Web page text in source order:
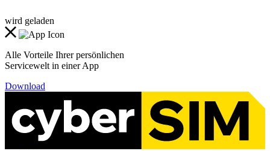
wird geladen
Alle Vorteile Ihrer persönlichen
Servicewelt in einer App
Download